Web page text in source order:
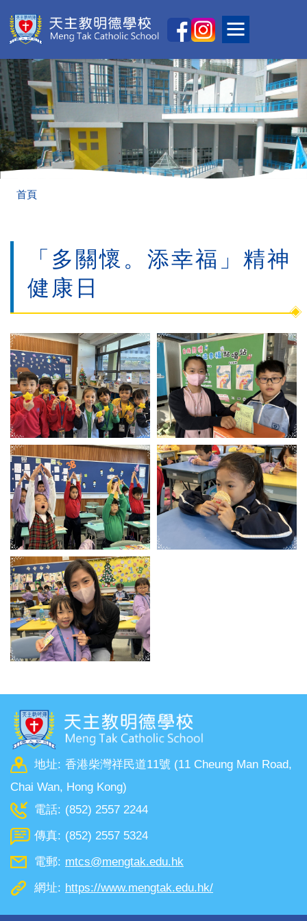
Toggle
Main
導
連
首頁
「多關懷。添幸福」精神
健康日
地址: 香港柴灣祥民道11號 (11 Cheung Man Road,
Chai Wan, Hong Kong)
電話: (852) 2557 2244
傳真: (852) 2557 5324
電郵: mtcs@mengtak.edu.hk
網址: https://www.mengtak.edu.hk/